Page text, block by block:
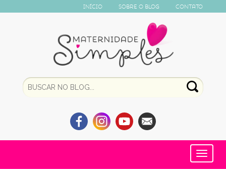
Início Sobre o Blog Contato
Toggle